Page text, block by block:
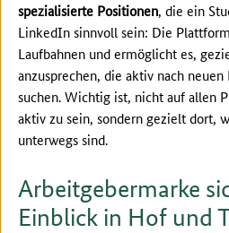
spezialisierte Positionen, die ein
LinkedInsinnvoll sein: Die
Laufbahnen und ermöglicht es,
anzusprechen, die aktiv nach
suchen. Wichtig ist, nicht auf allen
aktiv zu sein, sondern gezielt dort,
unterwegs sind.
Arbeitgebermarke
Einblick in Hof und